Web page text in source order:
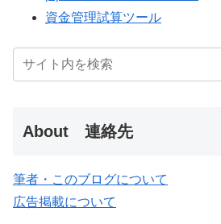
資金管理試算ツール
About 連絡先
筆者・このブログについて
広告掲載について